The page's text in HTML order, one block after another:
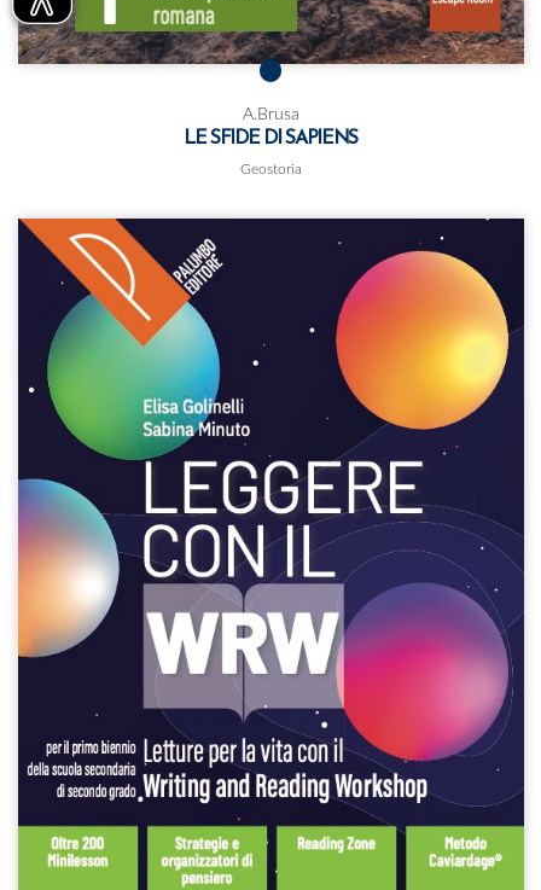
A.Brusa
LE SFIDE DI SAPIENS
Geostoria